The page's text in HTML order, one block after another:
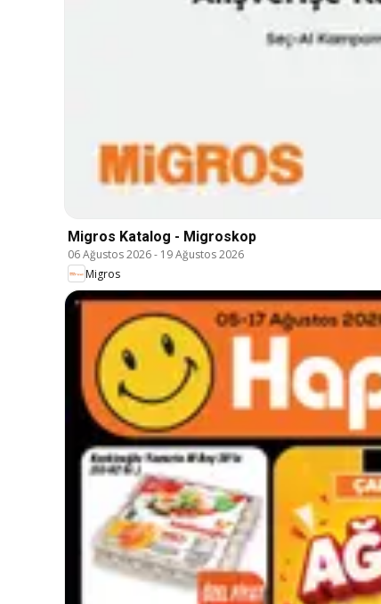
Migros Katalog - Migroskop
06 Ağustos 2026- 19 Ağustos 2026
Migros